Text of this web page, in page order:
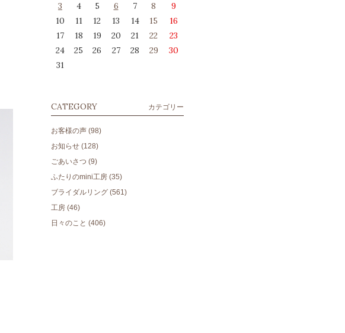
3
4 5 6 7 8
9
10
11 12 13 14 15
16
17
18 19 20 21 22
23
24
25 26 27 28 29
30
31
CATEGORY カテゴリー
お客様の声 (98)
お知らせ (128)
ごあいさつ (9)
ふたりのmini工房 (35)
ブライダルリング (561)
工房 (46)
日々のこと (406)